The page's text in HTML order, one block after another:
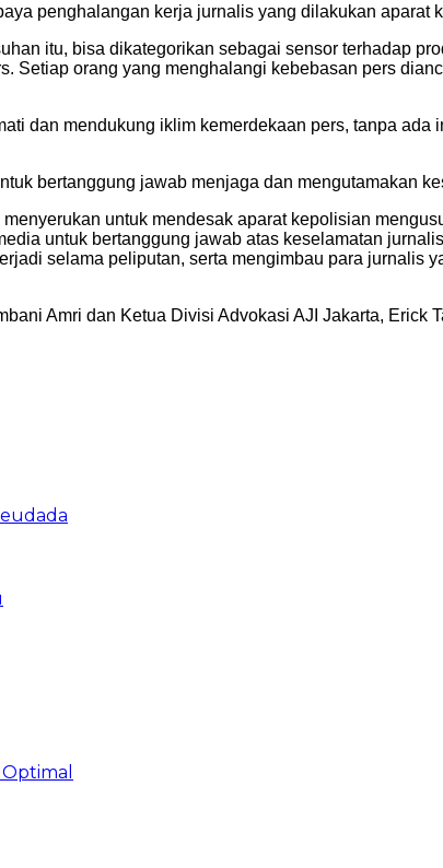
penghalangan kerja jurnalis yang dilakukan aparat
itu, bisa dikategorikan sebagai sensor terhadap
Setiap orang yang menghalangi kebebasan pers
dan mendukung iklim kemerdekaan pers, tanpa
bertanggung jawab menjaga dan mengutamakan
untuk mendesak aparat kepolisian
untuk bertanggung jawab atas keselamatan
selama peliputan, serta mengimbau para jurnalis
Amri dan Ketua Divisi Advokasi AJI Jakarta, Erick